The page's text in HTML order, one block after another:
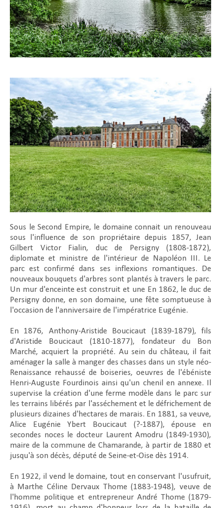
Sous le Second Empire, le domaine connait un renouveau
sous l'influence de son propriétaire depuis 1857, Jean
Gilbert Victor Fialin, duc de Persigny (1808-1872),
diplomate et ministre de l'intérieur de Napoléon III. Le
parc est confirmé dans ses inflexions romantiques. De
nouveaux bouquets d'arbres sont plantés à travers le parc.
Un mur d'enceinte est construit et une En 1862, le duc de
Persigny donne, en son domaine, une fête somptueuse à
l'occasion de l'anniversaire de l'impératrice Eugénie.
En 1876, Anthony-Aristide Boucicaut (1839-1879), fils
d'Aristide Boucicaut (1810-1877), fondateur du Bon
Marché, acquiert la propriété. Au sein du château, il fait
aménager la salle à manger des chasses dans un style néo-
Renaissance rehaussé de boiseries, oeuvres de l'ébéniste
Henri-Auguste Fourdinois ainsi qu'un chenil en annexe. Il
supervise la création d'une ferme modèle dans le parc sur
les terrains libérés par l'asséchement et le défrichement de
plusieurs dizaines d'hectares de marais. En 1881, sa veuve,
Alice Eugénie Ybert Boucicaut (?-1887), épouse en
secondes noces le docteur Laurent Amodru (1849-1930),
maire de la commune de Chamarande, à partir de 1880 et
jusqu'à son décès, député de Seine-et-Oise dès 1914.
En 1922, il vend le domaine, tout en conservant l'usufruit,
à Marthe Céline Dervaux Thome (1883-1948), veuve de
l'homme politique et entrepreneur André Thome (1879-